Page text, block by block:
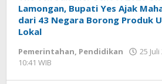
Lamongan, Bupati Yes Ajak
dari 43 Negara Borong Produk
Lokal
Pemerintahan, Pendidikan
25
10:41 WIB